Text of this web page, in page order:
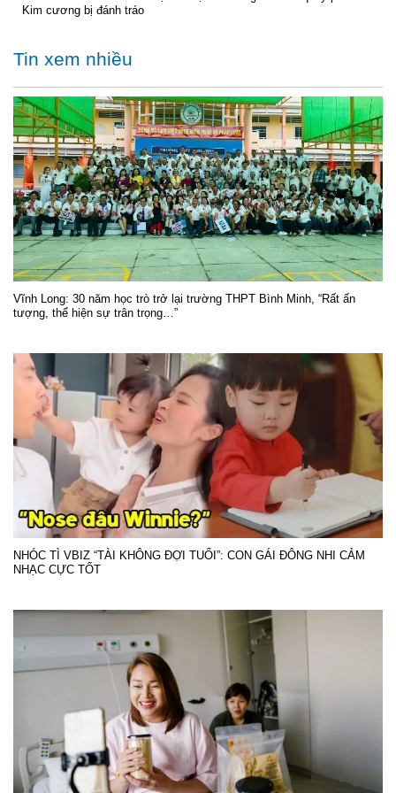
Kim cương bị đánh tráo
Tin xem nhiều
Vĩnh Long: 30 năm học trò trở lại trường THPT Bình Minh, “Rất ấn
tượng, thể hiện sự trân trọng…”
NHÓC TÌ VBIZ “TÀI KHÔNG ĐỢI TUỔI”: CON GÁI ĐÔNG NHI CẢM
NHẠC CỰC TỐT